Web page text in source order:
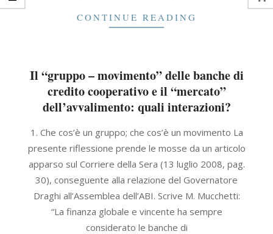
CONTINUE READING
Il “gruppo – movimento” delle banche di
credito cooperativo e il “mercato”
dell’avvalimento: quali interazioni?
09-
30
1. Che cos’è un gruppo; che cos’è un movimento La
presente riflessione prende le mosse da un articolo
apparso sul Corriere della Sera (13 luglio 2008, pag.
30), conseguente alla relazione del Governatore
Draghi all’Assemblea dell’ABI. Scrive M. Mucchetti:
“La finanza globale e vincente ha sempre
considerato le banche di